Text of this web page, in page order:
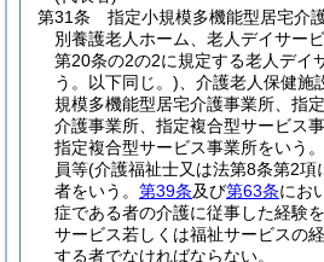
第31条
指定小規模多機能型居宅介
別養護老人ホーム、老人デイサー
第20条の2の2に規定する老人デイ
う。以下同じ。) 、介護老人保健
規模多機能型居宅介護事業所、指
介護事業所、指定複合型サービス
指定複合型サービス事業所をいう
員等(介護福祉士又は法第8条第2項
者をいう。 第39条及び第63条にお
症である者の介護に従事した経験
サービス若しくは福祉サービスの
する者でなければならない。